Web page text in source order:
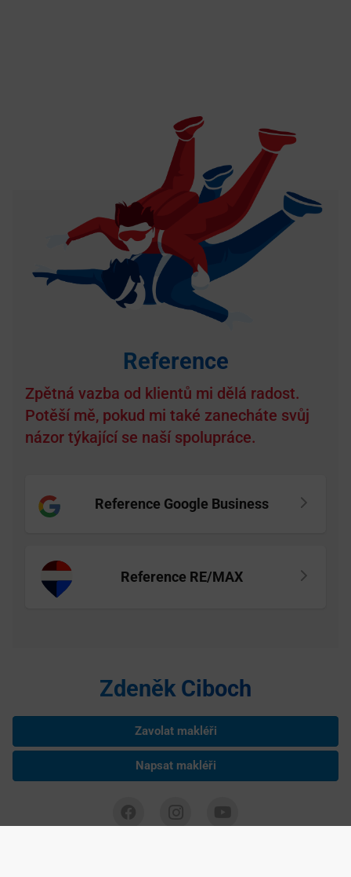
Reference
Zpětná vazba od klientů mi dělá radost.
Potěší mě, pokud mi také zanecháte svůj
názor týkající se naší spolupráce.
Reference Google Business
Reference RE/MAX
Zdeněk Ciboch
Zavolat makléři
Napsat makléři